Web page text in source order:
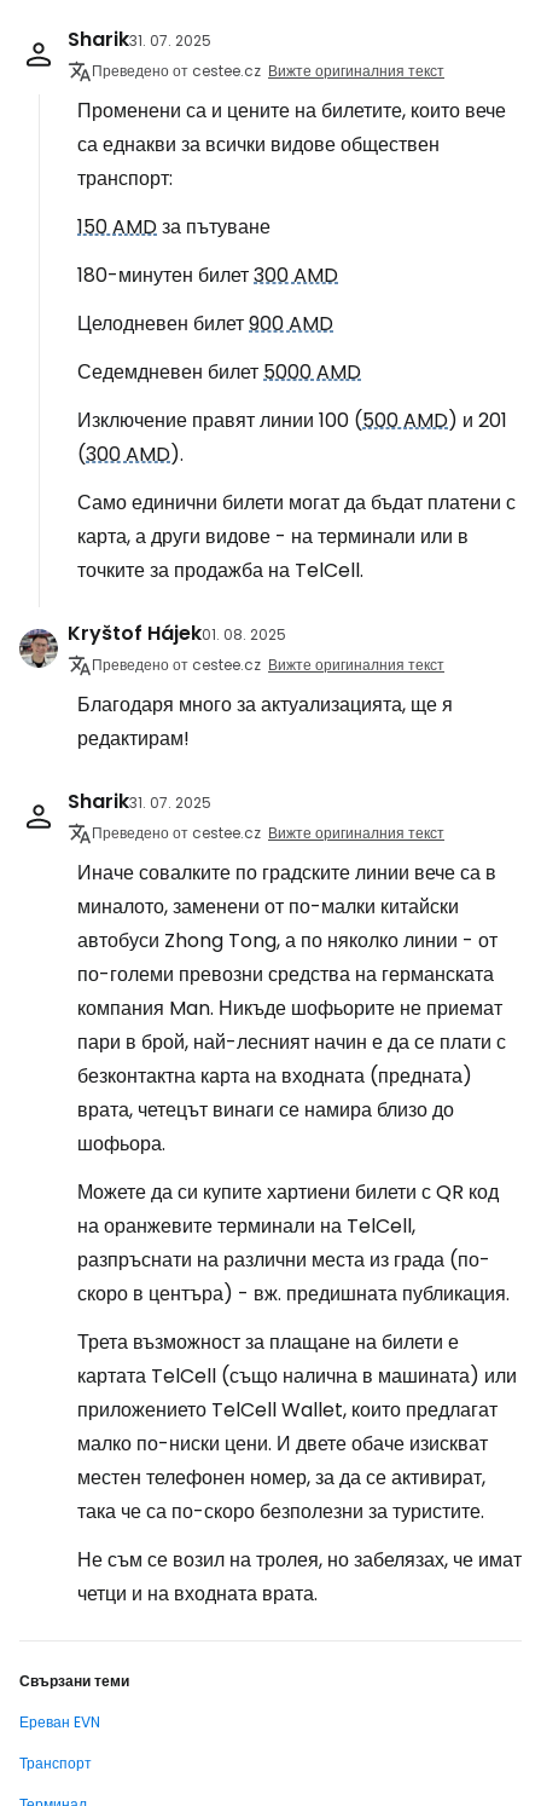
Sharik31. 07. 2025
Преведено от cestee.cz Вижте оригиналния текст
Променени са и цените на билетите, които вече
са еднакви за всички видове обществен
транспорт:
150 AMDза пътуване
180-минутен билет300 AMD
Целодневен билет900 AMD
Седемдневен билет5000 AMD
Изключение правят линии 100 (500 AMD) и 201
(300 AMD).
Само единични билети могат да бъдат платени с
карта, а други видове - на терминали или в
точките за продажба на TelCell.
Kryštof Hájek01. 08. 2025
Преведено от cestee.cz Вижте оригиналния текст
Благодаря много за актуализацията, ще я
редактирам!
Sharik31. 07. 2025
Преведено от cestee.cz Вижте оригиналния текст
Иначе совалките по градските линии вече са в
миналото, заменени от по-малки китайски
автобуси Zhong Tong, а по няколко линии - от
по-големи превозни средства на германската
компания Man. Никъде шофьорите не приемат
пари в брой, най-лесният начин е да се плати с
безконтактна карта на входната (предната)
врата, четецът винаги се намира близо до
шофьора.
Можете да си купите хартиени билети с QR код
на оранжевите терминали на TelCell,
разпръснати на различни места из града (по-
скоро в центъра) - вж. предишната публикация.
Трета възможност за плащане на билети е
картата TelCell (също налична в машината) или
приложението TelCell Wallet, които предлагат
малко по-ниски цени. И двете обаче изискват
местен телефонен номер, за да се активират,
така че са по-скоро безполезни за туристите.
Не съм се возил на тролея, но забелязах, че имат
четци и на входната врата.
Свързани теми
Ереван EVN
Транспорт